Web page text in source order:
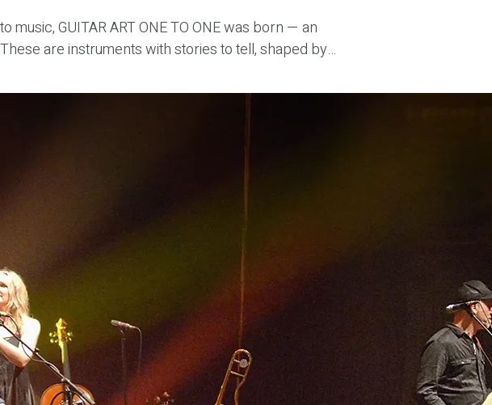
GUITAR ART ONE TO ONE was born — an
are instruments with stories to tell, shaped by
conversations, the musicians share the story of
the person, and their profound bond with their
these instruments centre stage. They are far
Whether rare, vintage, modified, well-worn, or
what I aim to make visible.